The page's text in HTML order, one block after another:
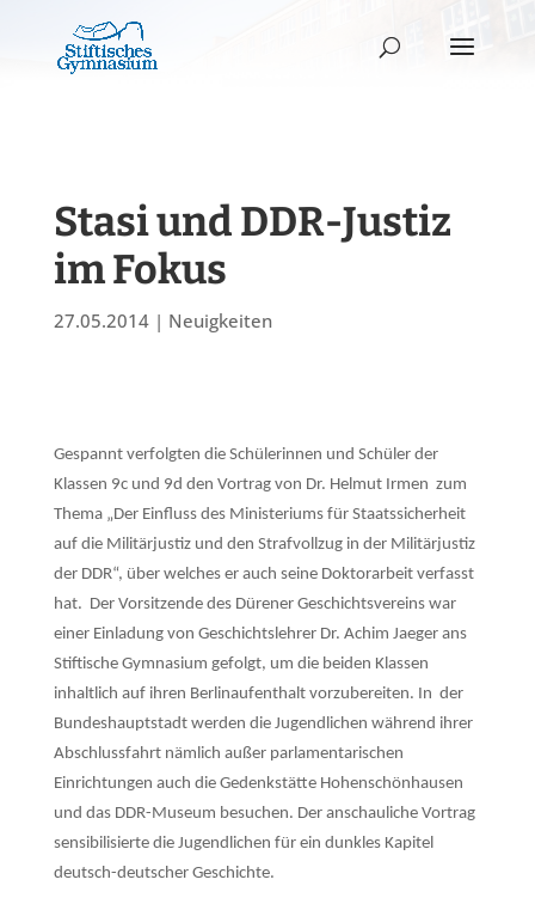
Stasi und DDR-Justiz
im Fokus
27.05.2014| Neuigkeiten
Gespannt verfolgten die Schülerinnen und Schüler der
Klassen 9c und 9d den Vortrag von Dr. Helmut Irmen zum
Thema „Der Einfluss des Ministeriums für Staatssicherheit
auf die Militärjustiz und den Strafvollzug in der Militärjustiz
der DDR“, über welches er auch seine Doktorarbeit verfasst
hat. Der Vorsitzende des Dürener Geschichtsvereins war
einer Einladung von Geschichtslehrer Dr. Achim Jaeger ans
Stiftische Gymnasium gefolgt, um die beiden Klassen
inhaltlich auf ihren Berlinaufenthalt vorzubereiten. In der
Bundeshauptstadt werden die Jugendlichen während ihrer
Abschlussfahrt nämlich außer parlamentarischen
Einrichtungen auch die Gedenkstätte Hohenschönhausen
und das DDR-Museum besuchen. Der anschauliche Vortrag
sensibilisierte die Jugendlichen für ein dunkles Kapitel
deutsch-deutscher Geschichte.